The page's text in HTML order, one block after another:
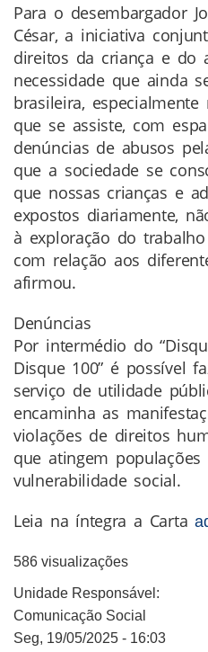
Para o desembargador
César, a iniciativa
direitos da criança e do
necessidade que ainda
brasileira,
que se assiste, com
denúncias de abusos
que a sociedade se
que nossas crianças e
expostos diariamente,
à exploração do
com relação aos
afirmou.
Denúncias
Por intermédio do
Disque 100” é possível
serviço de utilidade
encaminha as
violações de direitos
que atingem
vulnerabilidade social.
Leia na íntegra a Carta
586 visualizações
Unidade Responsável:
Comunicação Social
Seg, 19/05/2025 - 16:03